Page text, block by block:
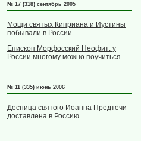
№ 17 (318) сентябрь 2005
Мощи святых Киприана и Иустины
побывали в России
Епископ Морфосский Неофит: у
России многому можно поучиться
№ 11 (335) июнь 2006
Десница святого Иоанна Предтечи
доставлена в Россию